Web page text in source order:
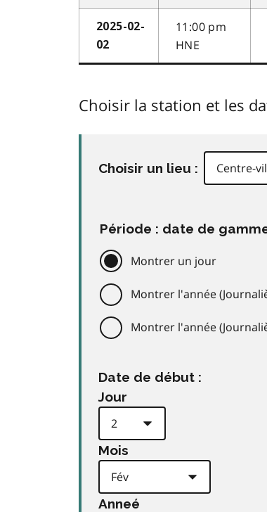
2025-02-
02
11:00 pm
HNE
Choisir la station et les
Choisir un lieu :
Période : date de
Montrer un jour
Montrer l'année
Montrer l'année
Date de début :
Jour
Mois
Anneé